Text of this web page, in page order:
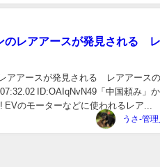
のレアアースが発見される レ
アアースが発見される レアアースの
ID:OAIqNvN49「中国頼み」か
のモーターなどに使われるレア...
うさ-管理